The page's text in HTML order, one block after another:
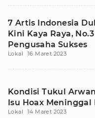
7 Artis Indonesia
Kini Kaya Raya,
Pengusaha Sukses
Lokal 16 Maret 2023
Kondisi Tukul
Isu Hoax Meninggal
Lokal 14 Maret 2023